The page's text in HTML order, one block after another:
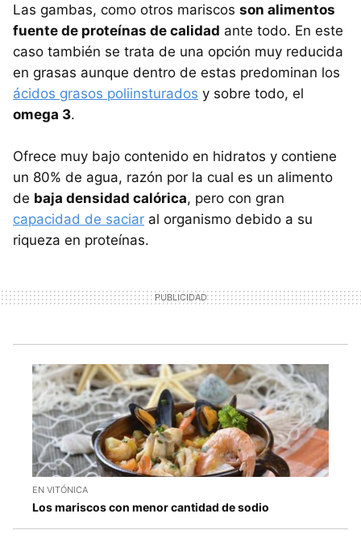
Las gambas, como otros mariscos son alimentos
fuente de proteínas de calidad ante todo. En este
caso también se trata de una opción muy reducida
en grasas aunque dentro de estas predominan los
ácidos grasos poliinsturados y sobre todo, el
omega 3.
Ofrece muy bajo contenido en hidratos y contiene
un 80% de agua, razón por la cual es un alimento
de baja densidad calórica, pero con gran
capacidad de saciar al organismo debido a su
riqueza en proteínas.
EN VITÓNICA
Los mariscos con menor cantidad de sodio